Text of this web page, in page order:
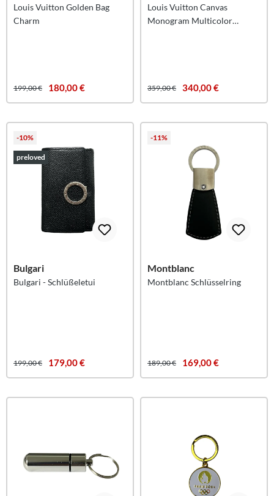
Louis Vuitton Golden Bag
Charm
199,00 € 180,00 €
Louis Vuitton Canvas
Monogram Multicolor
359,00 € 340,00 €
-10%
preloved
Bulgari
Bulgari - Schlüßeletui
199,00 € 179,00 €
-11%
Montblanc
Montblanc Schlüsselring
189,00 € 169,00 €